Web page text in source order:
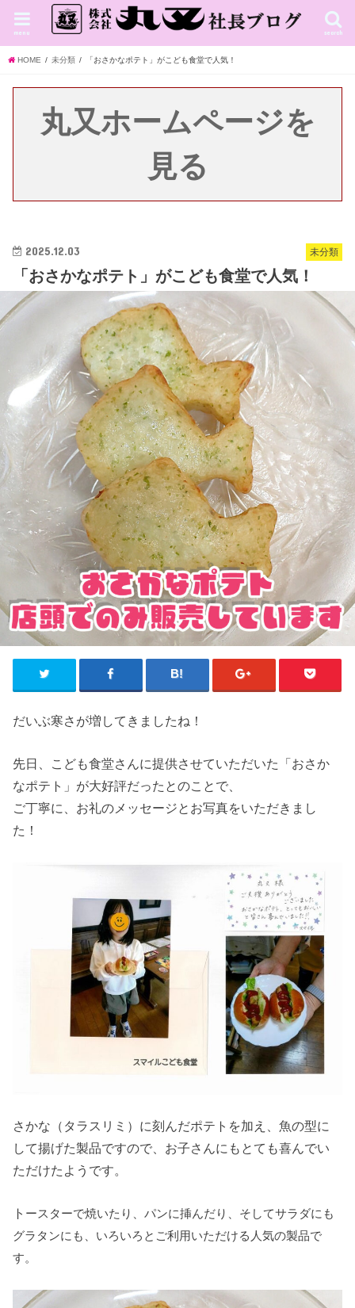
search
menu
HOME 未分類 「おさかなポテト」がこども食堂で人気！
丸又ホームページを
見る
未分類
2025.12.03
「おさかなポテト」がこども食堂で人気！
だいぶ寒さが増してきましたね！
先日、こども食堂さんに提供させていただいた「おさか
なポテト」が大好評だったとのことで、
ご丁寧に、お礼のメッセージとお写真をいただきまし
た！
さかな（タラスリミ）に刻んだポテトを加え、魚の型に
して揚げた製品ですので、お子さんにもとても喜んでい
ただけたようです。
ト ースターで焼いたり、パンに挿んだり、そしてサラダにも
グラタンにも、いろいろとご利用いただける人気の製品で
す。